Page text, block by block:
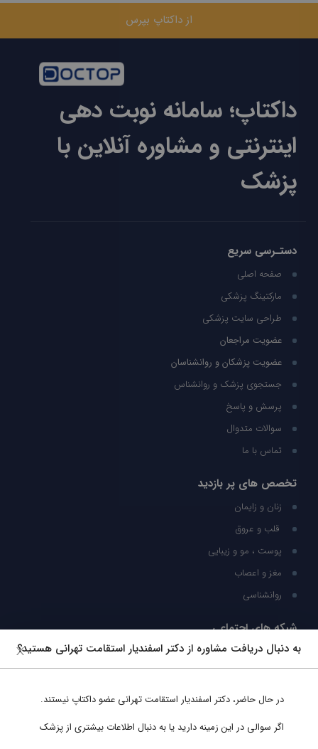
از داکتاپ بپرس
داکتاپ؛ سامانه نوبت دهی
اینترنتی و مشاوره آنلاین با
پزشک
دستـرسی سریع
صفحه اصلی
مارکتینگ پزشکی
طراحی سایت پزشکی
عضویت مراجعان
عضویت پزشکان و روانشناسان
جستجوی پزشک و روانشناس
پرسش و پاسخ
سوالات متدوال
تماس با ما
تخصص های پر بازدید
زنان و زایمان
قلب و عروق
پوست ، مو و زیبایی
مغز و اعصاب
روانشناسی
شبکه های اجتماعی
ما را در شبکه های اجتماعی دنبال کنید
به دنبال دریافت مشاوره از دکتر اسفندیار استقامت تهرانی هستید؟
در حال حاضر، دکتر اسفندیار استقامت تهرانی عضو داکتاپ نیستند.
اگر سوالی در این زمینه دارید یا به دنبال اطلاعات بیشتری از پزشک